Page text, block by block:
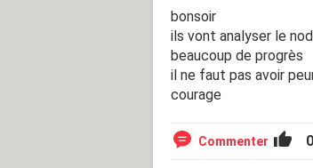
bonsoir
ils vont analyser le
beaucoup de progrès
il ne faut pas avoir
courage
Commenter 0